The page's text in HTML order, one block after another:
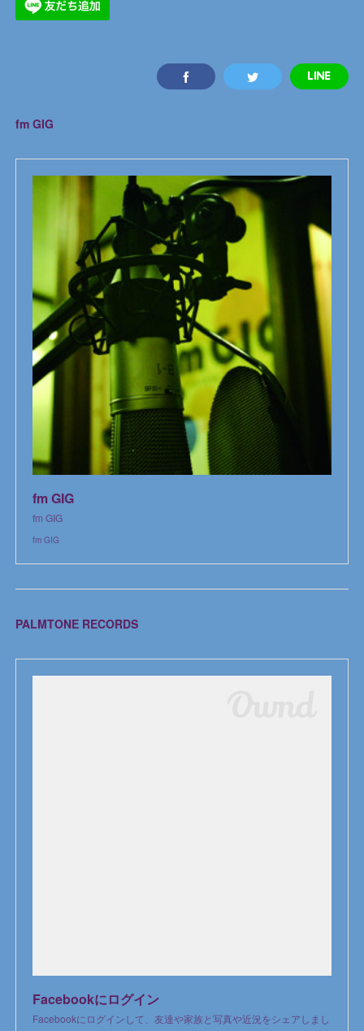
fm GIG
fm GIG
fm GIG
fm GIG
PALMTONE RECORDS
Facebookにログイン
Facebookにログインして、友達や家族と写真や近況をシェアしまし